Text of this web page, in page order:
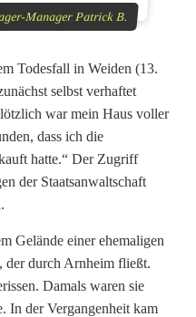
Manager Patrick B.
Todesfall in Weiden (13.
selbst verhaftet
war mein Haus voller
dass ich die
hatte.“ Der Zugriff
der Staatsanwaltschaft
Gelände einer ehemaligen
der durch Arnheim fließt.
Damals waren sie
In der Vergangenheit kam